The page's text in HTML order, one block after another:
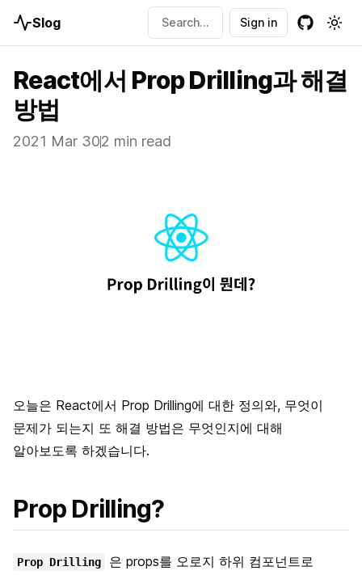
Slog Search... Sign in Github
React에서 Prop Drilling과 해결
방법
2021 Mar 302 min read
오늘은 React에서 Prop Drilling에 대한 정의와, 무엇이
문제가 되는지 또 해결 방법은 무엇인지에 대해
알아보도록 하겠습니다.
Prop Drilling?
Prop Drilling
은 props를 오로지 하위 컴포넌트로